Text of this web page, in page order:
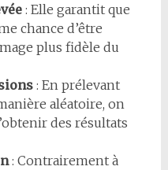
: Elle garantit que
chance d’être
plus fidèle du
: En prélevant
aléatoire, on
des résultats
: Contrairement à